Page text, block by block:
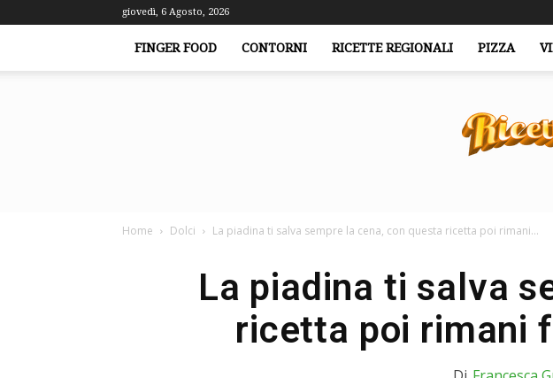
giovedì, 6 Agosto, 2026
FINGER FOOD CONTORNI RICETTE REGIONALI PIZZA
Home Dolci La piadina ti salva sempre la cena, con questa ricetta poi rimani...
La piadina ti salva
ricetta poi rimani